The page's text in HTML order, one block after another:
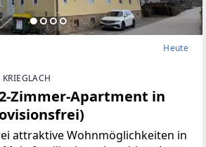
Heute
Zimmer-Apartment in
attraktive Wohnmöglichkeiten in